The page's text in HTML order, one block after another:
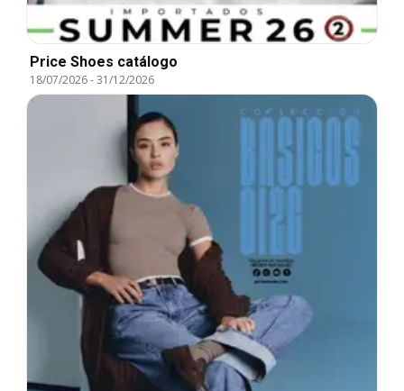
Price Shoes catálogo
18/07/2026-31/12/2026